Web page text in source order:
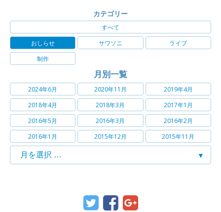
カテゴリー
すべて
おしらせ
サワソニ
ライブ
制作
月別一覧
2024年6月 2020年11月
2019年4月
2018年4月
2018年3月
2017年1月
2016年5月
2016年3月
2016年2月
2016年1月
2015年12月 2015年11月